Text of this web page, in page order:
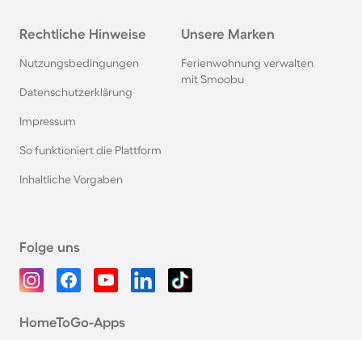
Rechtliche Hinweise
Nutzungsbedingungen
Datenschutzerklärung
Impressum
So funktioniert die Plattform
Inhaltliche Vorgaben
Unsere Marken
Ferienwohnung verwalten
mit Smoobu
Folge uns
HomeToGo-Apps